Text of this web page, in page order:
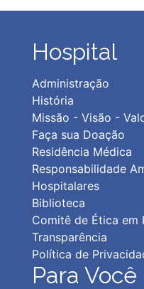
Hospital
Administração
História
Missão - Visão -
Faça sua Doação
Residência Médica
Responsabilidade
Hospitalares
Biblioteca
Comitê de Ética em
Transparência
Política de
Para Você